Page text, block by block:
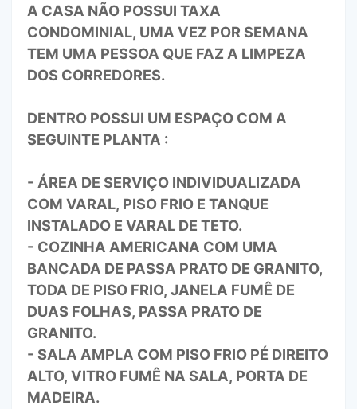
A CASA NÃO POSSUI TAXA
CONDOMINIAL, UMA VEZ POR SEMANA
TEM UMA PESSOA QUE FAZ A LIMPEZA
DOS CORREDORES.
DENTRO POSSUI UM ESPAÇO COM A
SEGUINTE PLANTA :
- ÁREA DE SERVIÇO INDIVIDUALIZADA
COM VARAL, PISO FRIO E TANQUE
INSTALADO E VARAL DE TETO.
- COZINHA AMERICANA COM UMA
BANCADA DE PASSA PRATO DE GRANITO,
TODA DE PISO FRIO, JANELA FUMÊ DE
DUAS FOLHAS, PASSA PRATO DE
GRANITO.
- SALA AMPLA COM PISO FRIO PÉ DIREITO
ALTO, VITRO FUMÊ NA SALA, PORTA DE
MADEIRA.